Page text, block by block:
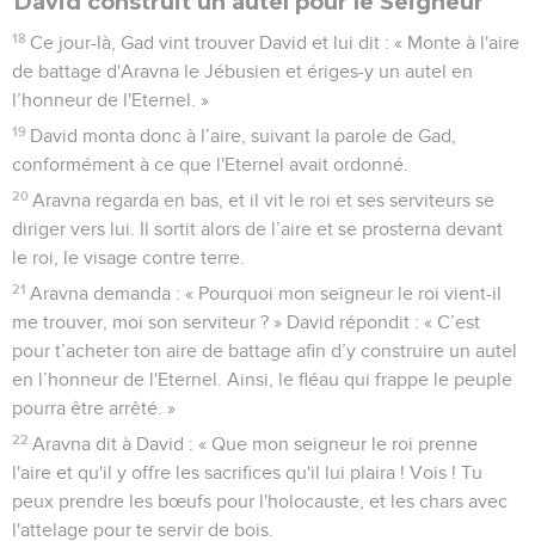
18 Ce jour-là, Gad vint trouver David et lui dit : « Monte à l'aire
de battage d'Aravna le Jébusien et ériges-y un autel en
l’honneur de l'Eternel. »
19 David monta donc à l’aire, suivant la parole de Gad,
conformément à ce que l'Eternel avait ordonné.
20 Aravna regarda en bas, et il vit le roi et ses serviteurs se
diriger vers lui. Il sortit alors de l’aire et se prosterna devant
le roi, le visage contre terre.
21 Aravna demanda : « Pourquoi mon seigneur le roi vient-il
me trouver, moi son serviteur ? » David répondit : « C’est
pour t’acheter ton aire de battage afin d’y construire un autel
en l’honneur de l'Eternel. Ainsi, le fléau qui frappe le peuple
pourra être arrêté. »
22 Aravna dit à David : « Que mon seigneur le roi prenne
l'aire et qu'il y offre les sacrifices qu'il lui plaira ! Vois ! Tu
peux prendre les bœufs pour l'holocauste, et les chars avec
l'attelage pour te servir de bois.